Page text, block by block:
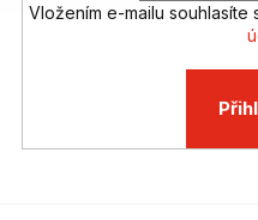
Vložením e-mailu souhlasíte